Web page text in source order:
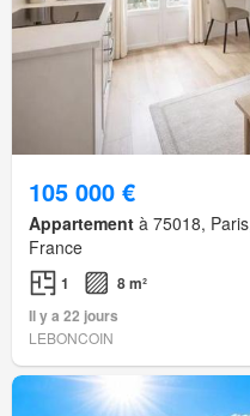
105 000 €
Appartement à 75018,
France
1
8 m²
Il y a 22 jours
LEBONCOIN